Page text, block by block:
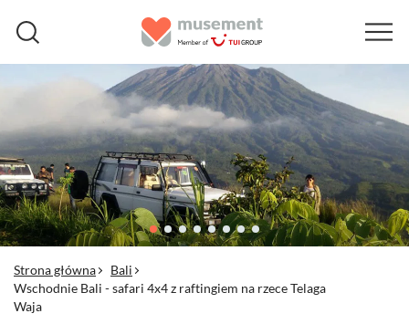
Strona główna
Bali
Wschodnie Bali - safari 4x4 z raftingiem na rzece Telaga
Waja